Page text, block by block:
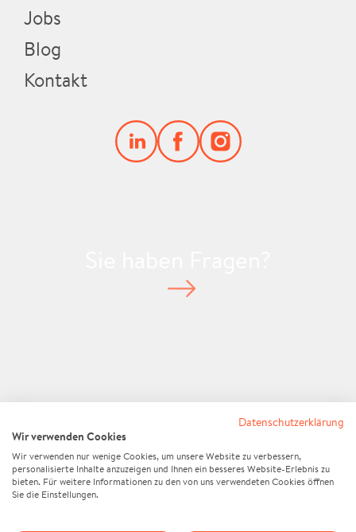
Jobs
Blog
Kontakt
Standort anzeigenDatenschutzerklärung
Wir verwenden Cookies
Wir verwenden nur wenige Cookies, um unsere Website zu verbessern,
personalisierte Inhalte anzuzeigen und Ihnen ein besseres Website-Erlebnis zu
bieten. Für weitere Informationen zu den von uns verwendeten Cookies öffnen
Sie die Einstellungen.